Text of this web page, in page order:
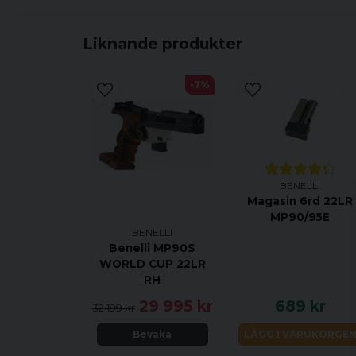
Liknande produkter
BENELLI
Benelli MP90S
WORLD CUP 22LR
RH
32 199 kr 29 995 kr
Bevaka
-7%
BENELLI
Magasin 6rd 22LR
MP90/95E
689 kr
LÄGG I VARUKORGEN